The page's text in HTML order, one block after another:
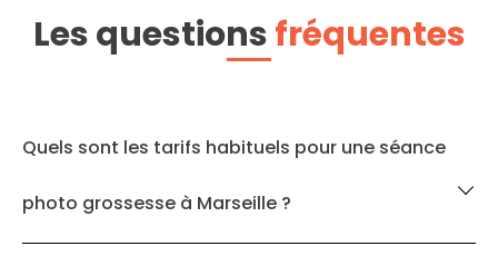
Les questionsfréquentes
Quels sont les tarifs habituels pour une séance
photo grossesse à Marseille ?